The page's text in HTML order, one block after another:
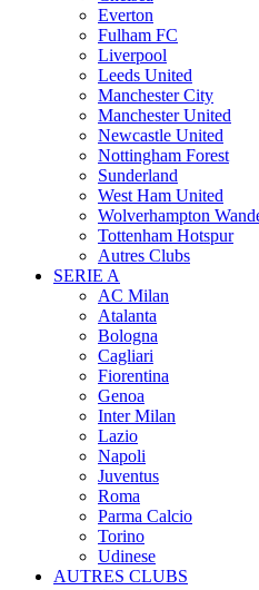
Everton
Fulham FC
Liverpool
Leeds United
Manchester City
Manchester United
Newcastle United
Nottingham Forest
Sunderland
West Ham United
Wolverhampton
Tottenham Hotspur
Autres Clubs
SERIE A
AC Milan
Atalanta
Bologna
Cagliari
Fiorentina
Genoa
Inter Milan
Lazio
Napoli
Juventus
Roma
Parma Calcio
Torino
Udinese
AUTRES CLUBS